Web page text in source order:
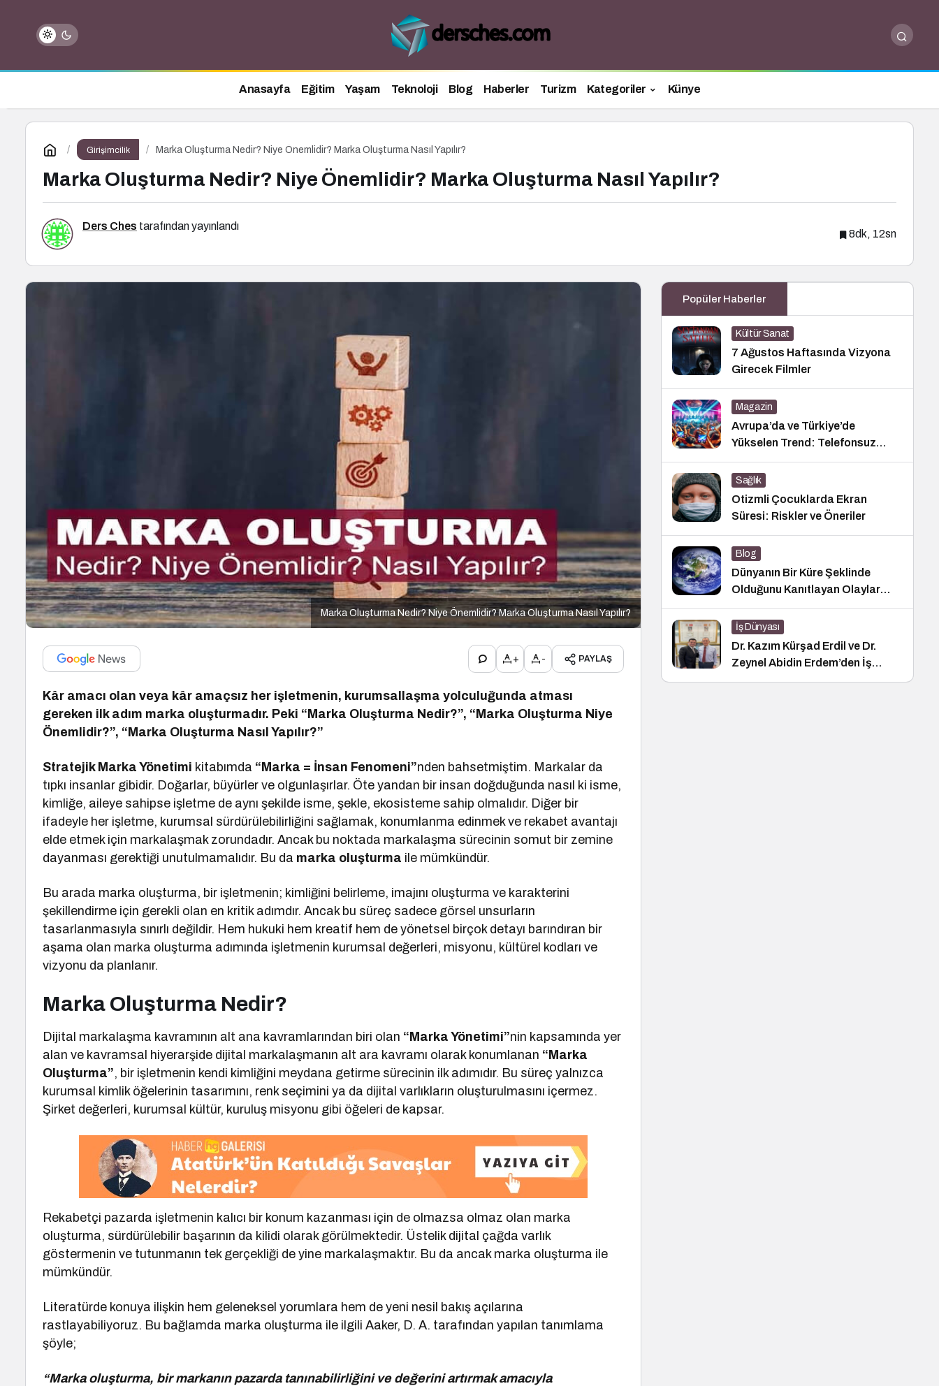
Anasayfa Eğitim Yaşam Teknoloji Blog Haberler Turizm Kategoriler Künye
Girişimcilik Marka Oluşturma Nedir? Niye Önemlidir? Marka Oluşturma Nasıl Yapılır?
Marka Oluşturma Nedir? Niye Önemlidir? Marka Oluşturma Nasıl Yapılır?
Ders Ches tarafından yayınlandı
8dk, 12sn
Marka Oluşturma Nedir? Niye Önemlidir? Marka Oluşturma Nasıl Yapılır?
+ - PAYLAŞ
Kâr amacı olan veya kâr amaçsız her işletmenin, kurumsallaşma yolculuğunda atması
gereken ilk adım marka oluşturmadır. Peki “Marka Oluşturma Nedir?”, “Marka Oluşturma Niye
Önemlidir?”, “Marka Oluşturma Nasıl Yapılır?”
Stratejik Marka Yönetimi kitabımda “Marka = İnsan Fenomeni”nden bahsetmiştim. Markalar da
tıpkı insanlar gibidir. Doğarlar, büyürler ve olgunlaşırlar. Öte yandan bir insan doğduğunda nasıl ki isme,
kimliğe, aileye sahipse işletme de aynı şekilde isme, şekle, ekosisteme sahip olmalıdır. Diğer bir
ifadeyle her işletme, kurumsal sürdürülebilirliğini sağlamak, konumlanma edinmek ve rekabet avantajı
elde etmek için markalaşmak zorundadır. Ancak bu noktada markalaşma sürecinin somut bir zemine
dayanması gerektiği unutulmamalıdır. Bu da marka oluşturma ile mümkündür.
Bu arada marka oluşturma, bir işletmenin; kimliğini belirleme, imajını oluşturma ve karakterini
şekillendirme için gerekli olan en kritik adımdır. Ancak bu süreç sadece görsel unsurların
tasarlanmasıyla sınırlı değildir. Hem hukuki hem kreatif hem de yönetsel birçok detayı barındıran bir
aşama olan marka oluşturma adımında işletmenin kurumsal değerleri, misyonu, kültürel kodları ve
vizyonu da planlanır.
Marka Oluşturma Nedir?
Dijital markalaşma kavramının alt ana kavramlarından biri olan “Marka Yönetimi”nin kapsamında yer
alan ve kavramsal hiyerarşide dijital markalaşmanın alt ara kavramı olarak konumlanan “Marka
Oluşturma”, bir işletmenin kendi kimliğini meydana getirme sürecinin ilk adımıdır. Bu süreç yalnızca
kurumsal kimlik öğelerinin tasarımını, renk seçimini ya da dijital varlıkların oluşturulmasını içermez.
Şirket değerleri, kurumsal kültür, kuruluş misyonu gibi öğeleri de kapsar.
Rekabetçi pazarda işletmenin kalıcı bir konum kazanması için de olmazsa olmaz olan marka
oluşturma, sürdürülebilir başarının da kilidi olarak görülmektedir. Üstelik dijital çağda varlık
göstermenin ve tutunmanın tek gerçekliği de yine markalaşmaktır. Bu da ancak marka oluşturma ile
mümkündür.
Literatürde konuya ilişkin hem geleneksel yorumlara hem de yeni nesil bakış açılarına
rastlayabiliyoruz. Bu bağlamda marka oluşturma ile ilgili Aaker, D. A. tarafından yapılan tanımlama
şöyle;
“Marka oluşturma, bir markanın pazarda tanınabilirliğini ve değerini artırmak amacıyla
Popüler Haberler
Kültür Sanat
7 Ağustos Haftasında Vizyona
Girecek Filmler
Magazin
Avrupa’da ve Türkiye’de
Yükselen Trend: Telefonsuz
Gece Kulüpleri
Sağlık
Otizmli Çocuklarda Ekran
Süresi: Riskler ve Öneriler
Blog
Dünyanın Bir Küre Şeklinde
Olduğunu Kanıtlayan Olaylar
Nedir?
İş Dünyası
Dr. Kazım Kürşad Erdil ve Dr.
Zeynel Abidin Erdem’den İş
Dünyası Buluşması